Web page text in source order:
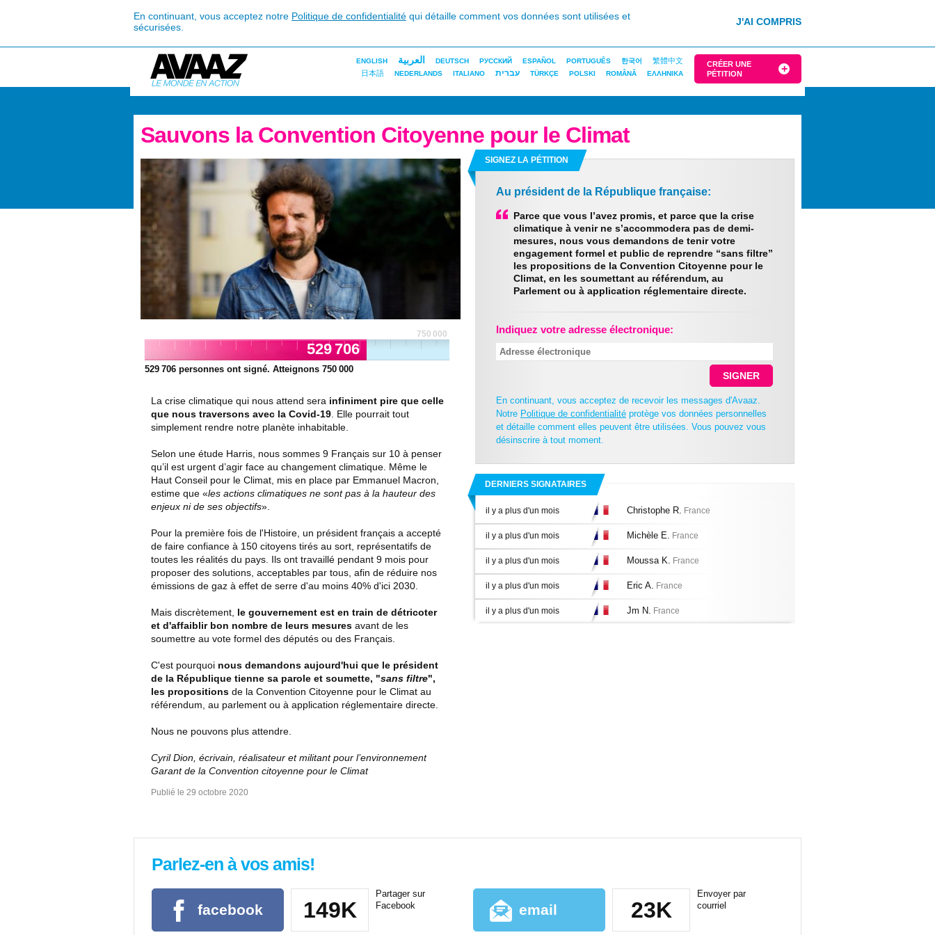
En continuant, vous acceptez notre Politique de confidentialité qui détaille comment vos données sont utilisées et
sécurisées.
J'AI COMPRIS
CRÉER UNE
PÉTITION
ENGLISH العربية DEUTSCH РУССКИЙ ESPAÑOL PORTUGUÊS 한국어
繁體中文
日本語
NEDERLANDS ITALIANO עברית TÜRKÇE POLSKI ROMÂNĂ ΕΛΛΗΝΙΚΑ
Sauvons la Convention Citoyenne pour le Climat
SIGNEZ LA PÉTITION
Au président de la République française:
Parce que vous l’avez promis, et parce que la crise
climatique à venir ne s’accommodera pas de demi-
mesures, nous vous demandons de tenir votre
engagement formel et public de reprendre “sans filtre”
les propositions de la Convention Citoyenne pour le
Climat, en les soumettant au référendum, au
Parlement ou à application réglementaire directe.
Indiquez votre adresse électronique:
SIGNER
En continuant, vous acceptez de recevoir les messages d'Avaaz.
Notre Politique de confidentialité protège vos données personnelles
et détaille comment elles peuvent être utilisées. Vous pouvez vous
désinscrire à tout moment.
DERNIERS SIGNATAIRES
il y a plus d'un mois Christophe R. France
il y a plus d'un mois Michèle E. France
il y a plus d'un mois Moussa K. France
il y a plus d'un mois Eric A. France
il y a plus d'un mois Jm N. France
750 000
529 706
529 706 personnes ont signé. Atteignons 750 000
La crise climatique qui nous attend sera infiniment pire que celle
que nous traversons avec la Covid-19. Elle pourrait tout
simplement rendre notre planète inhabitable.
Selon une étude Harris, nous sommes 9 Français sur 10 à penser
qu’il est urgent d’agir face au changement climatique. Même le
Haut Conseil pour le Climat, mis en place par Emmanuel Macron,
estime que «les actions climatiques ne sont pas à la hauteur des
enjeux ni de ses objectifs».
Pour la première fois de l'Histoire, un président français a accepté
de faire confiance à 150 citoyens tirés au sort, représentatifs de
toutes les réalités du pays. Ils ont travaillé pendant 9 mois pour
proposer des solutions, acceptables par tous, afin de réduire nos
émissions de gaz à effet de serre d'au moins 40% d'ici 2030.
Mais discrètement, le gouvernement est en train de détricoter
et d'affaiblir bon nombre de leurs mesures avant de les
soumettre au vote formel des députés ou des Français.
C'est pourquoi nous demandons aujourd'hui que le président
de la République tienne sa parole et soumette, "sans filtre",
les propositionsde la Convention Citoyenne pour le Climat au
référendum, au parlement ou à application réglementaire directe.
Nous ne pouvons plus attendre.
Cyril Dion, écrivain, réalisateur et militant pour l’environnement
Garant de la Convention citoyenne pour le Climat
Publié le29 octobre 2020
Parlez-en à vos amis!
facebook 149K
Partager sur
Facebook
email 23K
Envoyer par
courriel